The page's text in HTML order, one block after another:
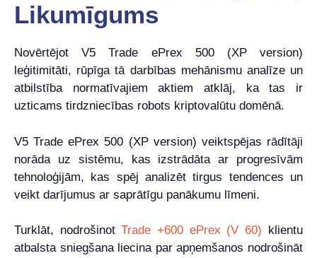
Likumīgums
Novērtējot V5 Trade ePrex 500 (XP version)
leģitimitāti, rūpīga tā darbības mehānismu analīze un
atbilstība normatīvajiem aktiem atklāj, ka tas ir
uzticams tirdzniecības robots kriptovalūtu domēnā.
V5 Trade ePrex 500 (XP version) veiktspējas rādītāji
norāda uz sistēmu, kas izstrādāta ar progresīvām
tehnoloģijām, kas spēj analizēt tirgus tendences un
veikt darījumus ar saprātīgu panākumu līmeni.
Turklāt, nodrošinot Trade +600 ePrex (V 60) klientu
atbalsta sniegšana liecina par apņemšanos nodrošināt